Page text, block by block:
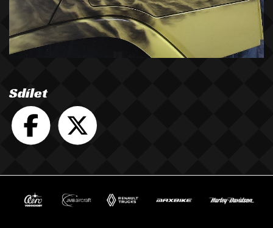
Sdílet